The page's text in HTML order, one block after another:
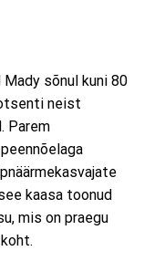
sõnul kuni 80
neist
Parem
kaasa toonud
mis on praegu